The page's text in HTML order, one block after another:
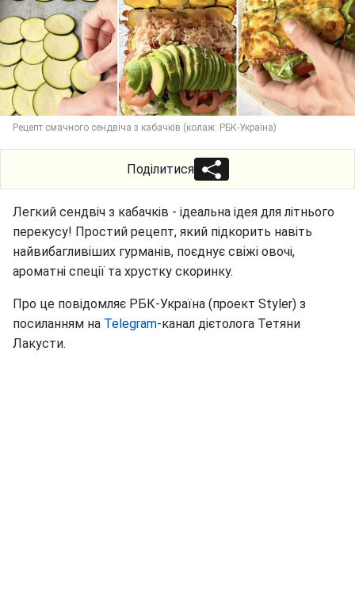
Рецепт смачного сендвіча з кабачків (колаж: РБК-Україна)
Поділитися
Легкий сендвіч з кабачків - ідеальна ідея для літнього
перекусу! Простий рецепт, який підкорить навіть
найвибагливіших гурманів, поєднує свіжі овочі,
ароматні спеції та хрустку скоринку.
Про це повідомляє РБК-Україна (проект Styler) з
посиланням на Telegram-канал дієтолога Тетяни
Лакусти.